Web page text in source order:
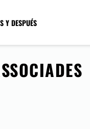
Y DESPUÉS